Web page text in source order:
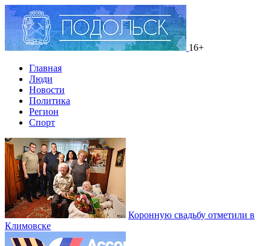
16+
Главная
Люди
Новости
Политика
Регион
Спорт
Коронную свадьбу отметили в
Климовске